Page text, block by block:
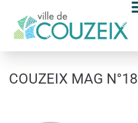
COUZEIX MAG N°18